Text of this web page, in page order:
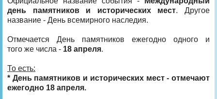
день памятников и исторических мест. Другое
название - День всемирного наследия.
Отмечается День памятников ежегодно одного и
того же числа - 18 апреля.
То есть:
* День памятников и исторических мест - отмечают
ежегодно 18 апреля.